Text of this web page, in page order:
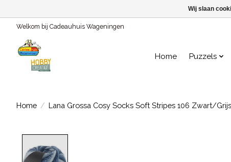
Welkom bij Cadeauhuis Wageningen
Home Puzzels
Home / Lana Grossa Cosy Socks Soft Stripes 106 Zwart/
Wij slaan